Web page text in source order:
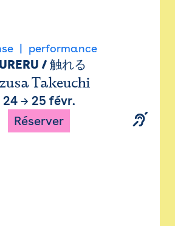
performance
/ 触れる
Takeuchi
24→ 25 févr.
Réserver